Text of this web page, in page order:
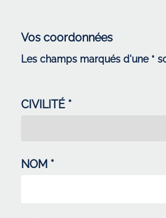
Vos coordonnées
Les champs marqués d'une *
CIVILITÉ *
NOM *